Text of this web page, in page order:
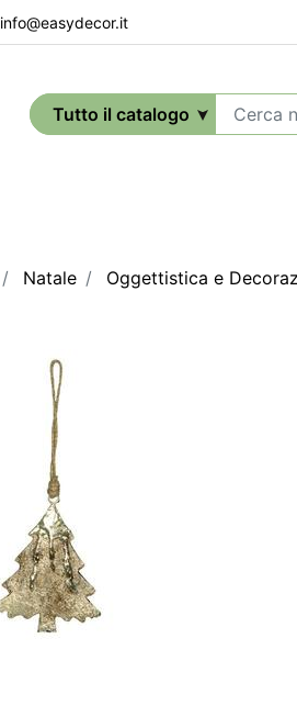
info@easydecor.it
Natale Oggettistica e